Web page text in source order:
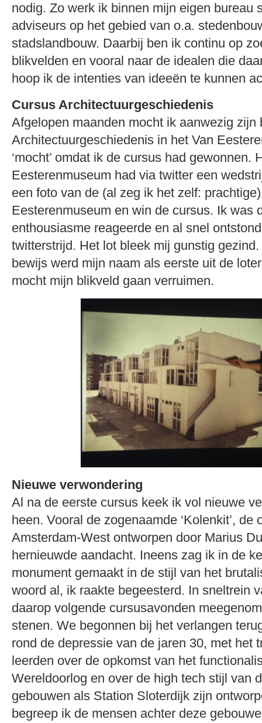
nodig. Zo werk ik binnen mijn eigen bureau
adviseurs op het gebied van o.a.
stadslandbouw. Daarbij ben ik continu op
blikvelden en vooral naar de idealen die
hoop ik de intenties van ideeën te kunnen
Cursus Architectuurgeschiedenis
Afgelopen maanden mocht ik aanwezig zijn
Architectuurgeschiedenis in het Van
‘mocht’ omdat ik de cursus had gewonnen.
Eesterenmuseum had via twitter een
een foto van de (al zeg ik het zelf:
Eesterenmuseum en win de cursus. Ik was
enthousiasme reageerde en al snel
twitterstrijd. Het lot bleek mij gunstig
bewijs werd mijn naam als eerste uit de
mocht mijn blikveld gaan verruimen.
Nieuwe verwondering
Al na de eerste cursus keek ik vol nieuwe
heen. Vooral de zogenaamde ‘Kolenkit’, de
Amsterdam-West ontworpen door Marius
hernieuwde aandacht. Ineens zag ik in de
monument gemaakt in de stijl van het
woord al, ik raakte begeesterd. In sneltrein
daarop volgende cursusavonden
stenen. We begonnen bij het verlangen
rond de depressie van de jaren 30, met het
leerden over de opkomst van het
Wereldoorlog en over de high tech stijl van
gebouwen als Station Sloterdijk zijn
begreep ik de mensen achter deze